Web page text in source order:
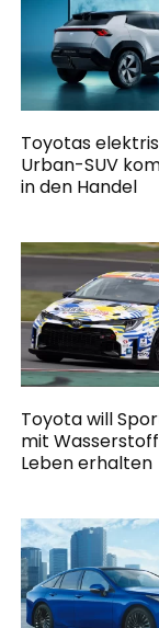
Toyotas
Urban-SUV
in den Handel
Toyota will
mit
Leben erhalten